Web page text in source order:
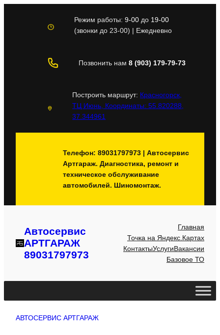
содержимому
Режим работы: 9-00до 19-00
(звонки до 23-00) | Ежедневно
Позвонить нам 8 (903) 179-79-73
Построить маршрут: Красногорск,
ТЦ Июнь, Координаты: 55.820288,
37.344961
Телефон: 89031797973 | Автосервис
Артгараж. Диагностика, ремонт и
техническое обслуживание
автомобилей. Шиномонтаж.
Автосервис
АРТГАРАЖ
89031797973
Главная
Точка на Яндекс.Картах
КонтактыУслугиВакансии
Базовое ТО
АВТОСЕРВИС АРТГАРАЖ